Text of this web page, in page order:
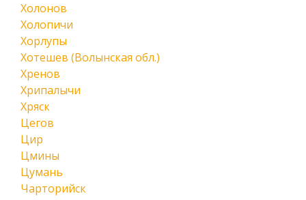
Холонов
Холопичи
Хорлупы
Хотешев (Волынская обл.)
Хренов
Хрипалычи
Хряск
Цегов
Цир
Цмины
Цумань
Чарторийск